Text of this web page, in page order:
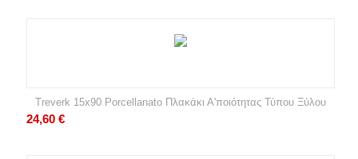
Treverk 15x90 Porcellanato Πλακάκι Α'ποιότητας Τύπου Ξύλου
24,60 €